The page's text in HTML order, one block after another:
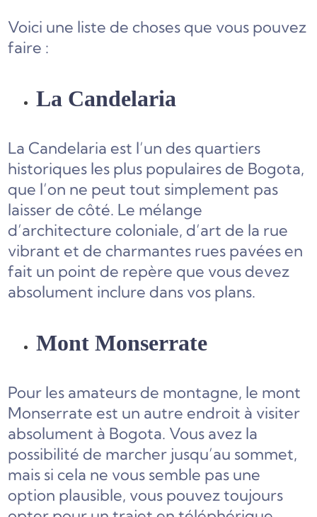
Voici une liste de choses que vous pouvez
faire :
La Candelaria
La Candelaria est l’un des quartiers
historiques les plus populaires de Bogota,
que l’on ne peut tout simplement pas
laisser de côté. Le mélange
d’architecture coloniale, d’art de la rue
vibrant et de charmantes rues pavées en
fait un point de repère que vous devez
absolument inclure dans vos plans.
Mont Monserrate
Pour les amateurs de montagne, le mont
Monserrate est un autre endroit à visiter
absolument à Bogota. Vous avez la
possibilité de marcher jusqu’au sommet,
mais si cela ne vous semble pas une
option plausible, vous pouvez toujours